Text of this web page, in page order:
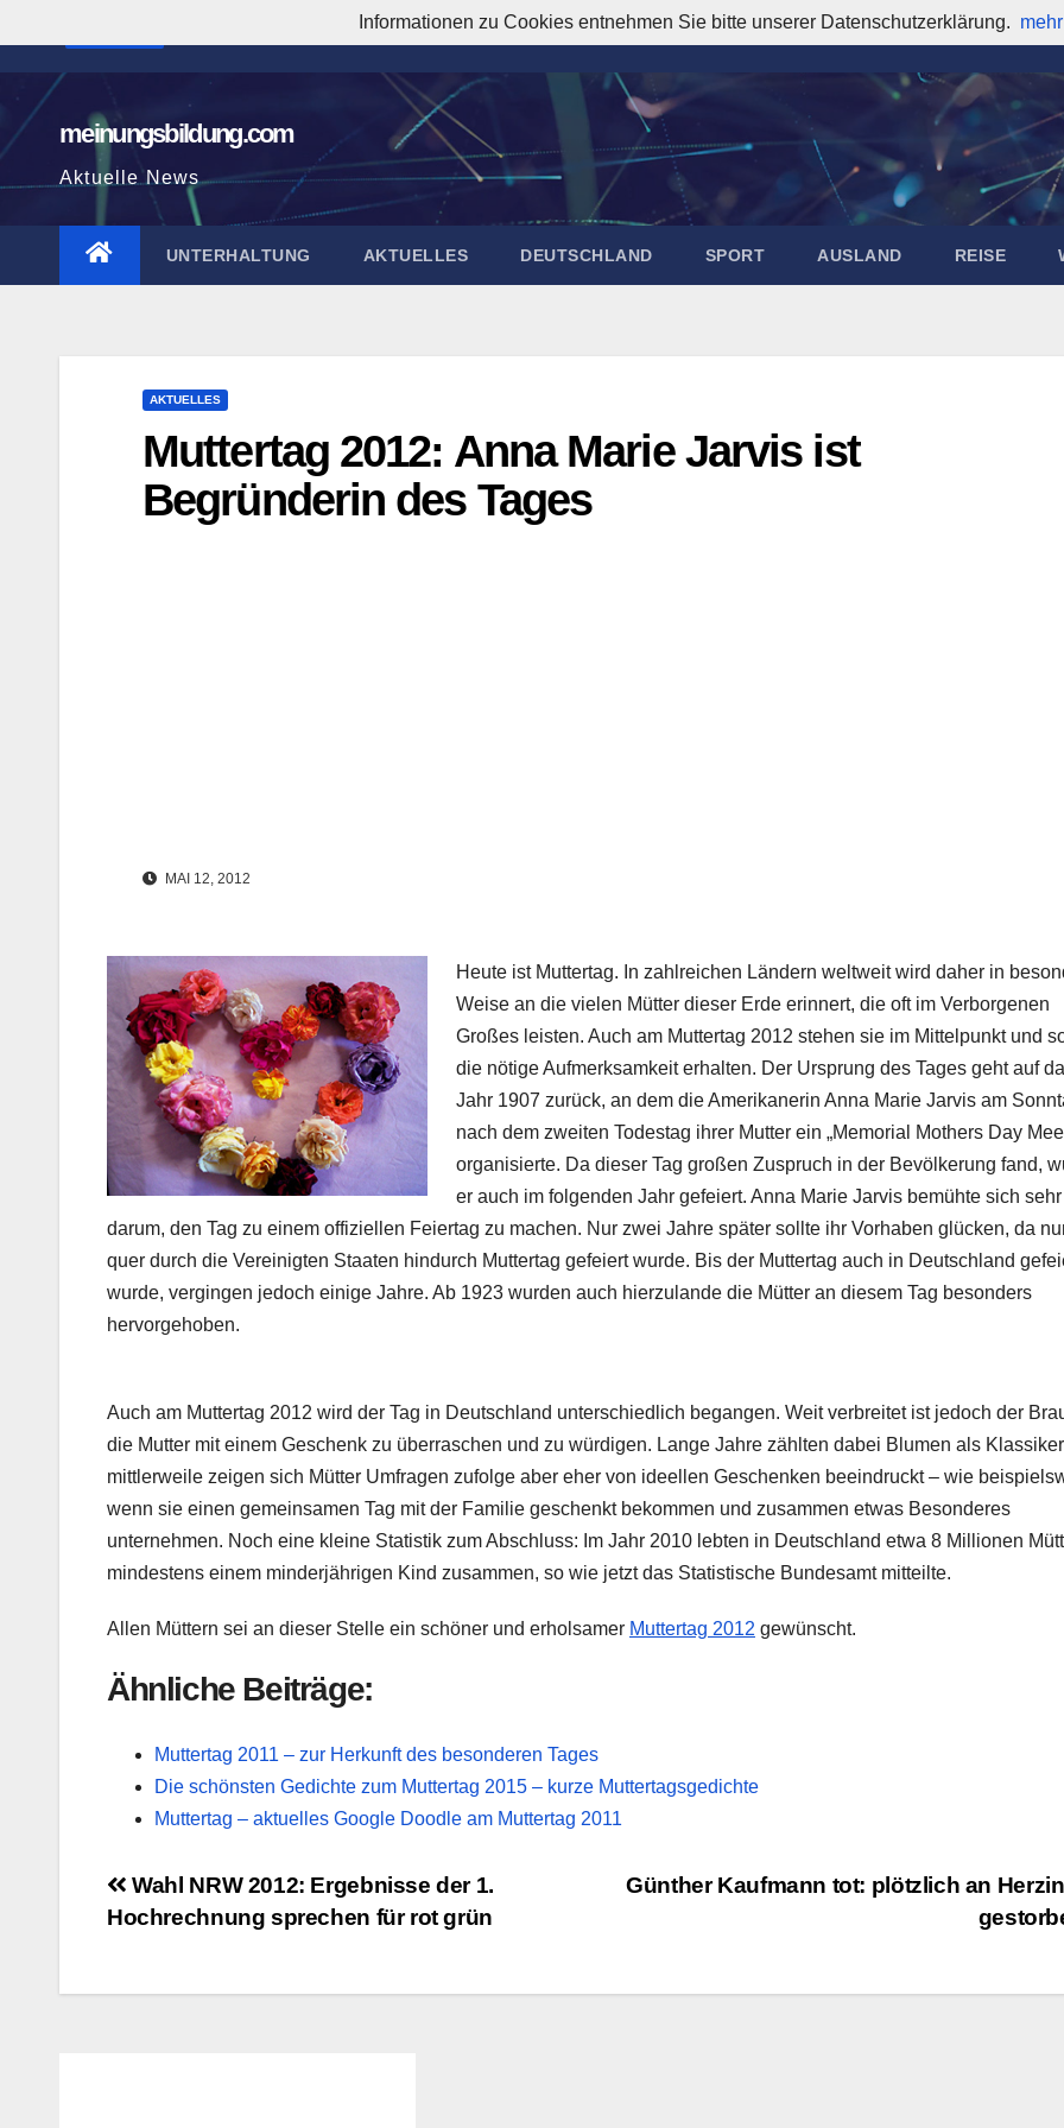
Inhalt
springen
meinungsbildung.com
Aktuelle News
UNTERHALTUNG AKTUELLES DEUTSCHLAND SPORT AUSLAND REISE
AKTUELLES
Muttertag 2012: Anna Marie Jarvis ist
Begründerin des Tages
MAI 12, 2012
Heute ist Muttertag. In zahlreichen Ländern weltweit wird daher in
Weise an die vielen Mütter dieser Erde erinnert, die oft im Verborgenen
Großes leisten. Auch am Muttertag 2012 stehen sie im Mittelpunkt und
die nötige Aufmerksamkeit erhalten. Der Ursprung des Tages geht auf
Jahr 1907 zurück, an dem die Amerikanerin Anna Marie Jarvis am
nach dem zweiten Todestag ihrer Mutter ein „Memorial Mothers Day
organisierte. Da dieser Tag großen Zuspruch in der Bevölkerung fand,
er auch im folgenden Jahr gefeiert. Anna Marie Jarvis bemühte sich sehr
darum, den Tag zu einem offiziellen Feiertag zu machen. Nur zwei Jahre später sollte ihr Vorhaben glücken, da
quer durch die Vereinigten Staaten hindurch Muttertag gefeiert wurde. Bis der Muttertag auch in Deutschland
wurde, vergingen jedoch einige Jahre. Ab 1923 wurden auch hierzulande die Mütter an diesem Tag besonders
hervorgehoben.
Auch am Muttertag 2012 wird der Tag in Deutschland unterschiedlich begangen. Weit verbreitet ist jedoch der
die Mutter mit einem Geschenk zu überraschen und zu würdigen. Lange Jahre zählten dabei Blumen als
mittlerweile zeigen sich Mütter Umfragen zufolge aber eher von ideellen Geschenken beeindruckt – wie
wenn sie einen gemeinsamen Tag mit der Familie geschenkt bekommen und zusammen etwas Besonderes
unternehmen. Noch eine kleine Statistik zum Abschluss: Im Jahr 2010 lebten in Deutschland etwa 8 Millionen
mindestens einem minderjährigen Kind zusammen, so wie jetzt das Statistische Bundesamt mitteilte.
Allen Müttern sei an dieser Stelle ein schöner und erholsamer Muttertag 2012 gewünscht.
Ähnliche Beiträge:
Muttertag 2011 – zur Herkunft des besonderen Tages
Die schönsten Gedichte zum Muttertag 2015 – kurze Muttertagsgedichte
Muttertag – aktuelles Google Doodle am Muttertag 2011
Beitragsnavigation
Günther Kaufmann tot: plötzlich an
Wahl NRW 2012: Ergebnisse der 1.
Hochrechnung sprechen für rot grün
Informationen zu Cookies entnehmen Sie bitte unserer Datenschutzerklärung.